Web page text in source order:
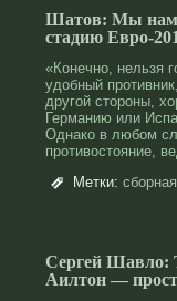
Шатов: Мы
стадию Евро-
«Конечно, нельзя
удобный
другой стороны,
Германию или
Однако в любом
противостояние,
Метки: сборная
Сергей Шавло:
Аилтон —